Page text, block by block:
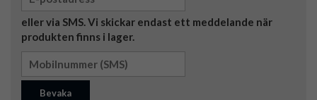
eller via SMS. Vi skickar endast ett meddelande när
produkten finns i lager.
Bevaka